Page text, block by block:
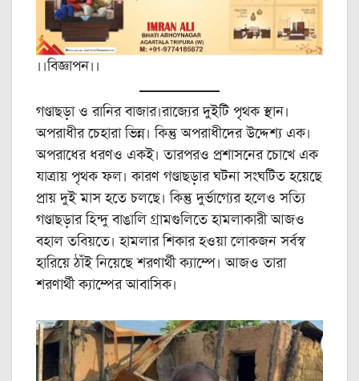
।।বিজ্ঞাপন।।
গণ্ডাছড়া ও রানির বাজার।রাজ্যের দুইটি পৃথক স্থান।
অপরাধীর চেহারা ভিন্ন। কিন্তু অপরাধীদের উদ্দেশ্য এক।
অপরাধের ধরণও একই। তারপরও প্রশাসনের চোখে এক
যাত্রায় পৃথক ফল। কারণ গণ্ডাছড়ার ঘটনা সংঘটিত হয়েছে
প্রায় দুই মাস হতে চলছে। কিন্তু দুর্ভাগ্যের হলেও সত্যি
গণ্ডাছড়ার হিন্দু বাঙালি গ্রামগুলিতে হামলাকারী আজও
বহাল তবিয়তে। হামলার শিকার হওয়া লোকজন সর্বস্ব
হারিয়ে ঠাঁই নিয়েছে শরণার্থী ক্যাম্পে। আজও তারা
শরণার্থী ক্যাম্পের আবাসিক।